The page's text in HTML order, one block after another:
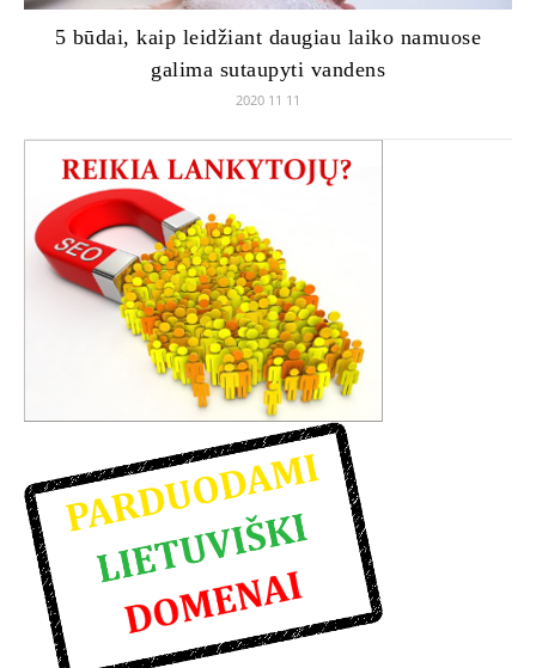
5 būdai, kaip leidžiant daugiau laiko namuose
galima sutaupyti vandens
2020 11 11